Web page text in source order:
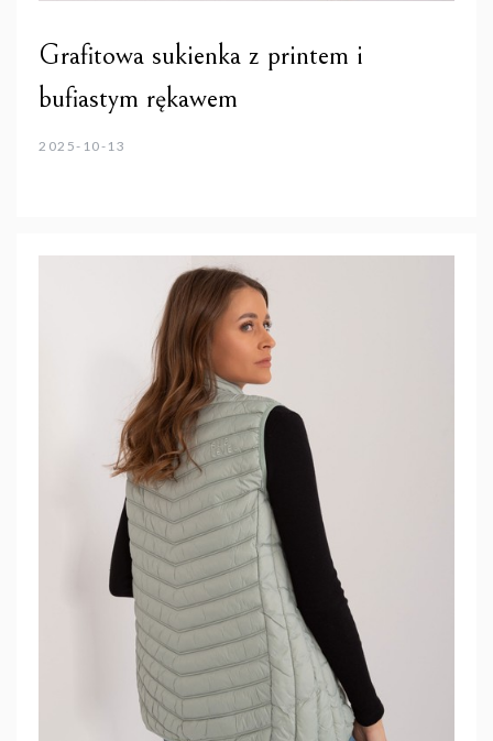
Grafitowa sukienka z printem i
bufiastym rękawem
2025-10-13